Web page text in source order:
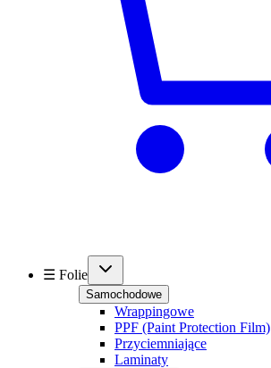
☰ Folie
Samochodowe
Wrappingowe
PPF (Paint Protection Film)
Przyciemniające
Laminaty